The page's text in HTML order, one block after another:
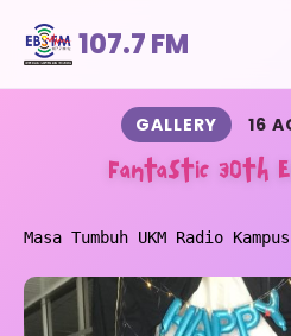
107.7 FM
GALLERY 16
Fantastic 30th
Masa Tumbuh UKM Radio